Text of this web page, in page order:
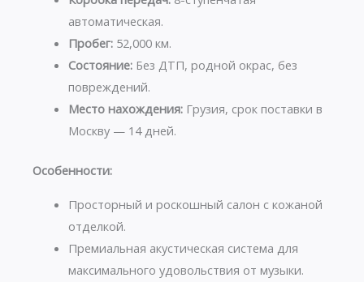
автоматическая.
Пробег:52,000 км.
Состояние:Без ДТП, родной окрас, без
повреждений.
Место нахождения:Грузия, срок поставки в
Москву — 14 дней.
Особенности:
Просторный и роскошный салон с кожаной
отделкой.
Премиальная акустическая система для
максимального удовольствия от музыки.